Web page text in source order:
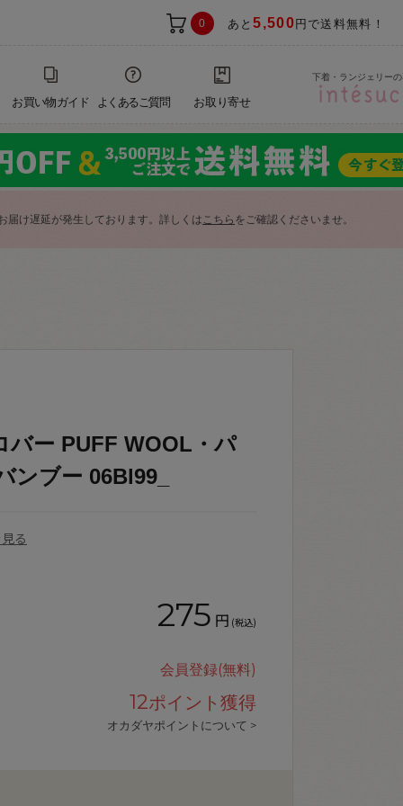
0 あと5,500 円で送料無料！
お買い物ガイド よくあるご質問 お取り寄せ
下着・ランジェリー
届け遅延が発生しております。詳しくはこちら をご確認くださいませ。
バー PUFF WOOL・パ
ンブー 06Bl99_
る
275 円 (税込)
会員登録(無料)
12ポイント獲得
オカダヤポイントについて >